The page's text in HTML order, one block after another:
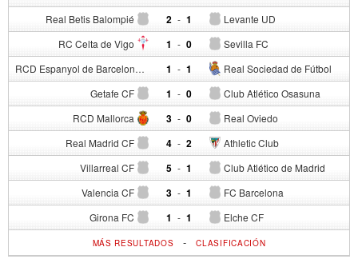
Real Betis Balompié 2 - Levante UD
1
RC Celta de Vigo 1 - Sevilla FC
0
RCD Espanyol de Barcelona 1 - Real Sociedad de Fútbol
1
Getafe CF 1 - Club Atlético Osasuna
0
RCD Mallorca 3 - Real Oviedo
0
Real Madrid CF 4 - Athletic Club
2
Villarreal CF 5 - Club Atlético de Madrid
1
Valencia CF 3 - FC Barcelona
1
Girona FC 1 - Elche CF
1
MÁS RESULTADOS -CLASIFICACIÓN